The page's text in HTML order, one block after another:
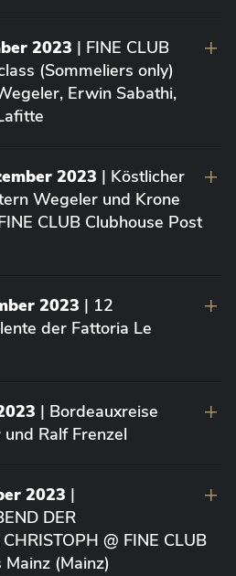
2023 | FINE CLUB
(Sommeliers only)
Erwin Sabathi,
2023 | Köstlicher
Wegeler und Krone
CLUB Clubhouse Post
2023 | 12
der Fattoria Le
| Bordeauxreise
Ralf Frenzel
2023 |
DER
@ FINE CLUB
(Mainz)